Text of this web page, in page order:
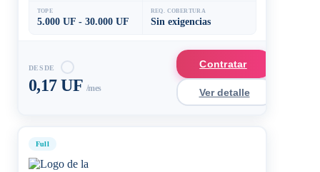
TOPE
5.000 UF - 30.000 UF
REQ. COBERTURA
Sin exigencias
DESDE
0,17 UF /mes
Contratar
Ver detalle
Full